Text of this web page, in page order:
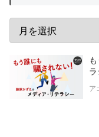
ラ
ア